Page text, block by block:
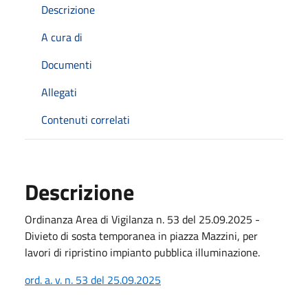
Descrizione
A cura di
Documenti
Allegati
Contenuti correlati
Descrizione
Ordinanza Area di Vigilanza n. 53 del 25.09.2025 -
Divieto di sosta temporanea in piazza Mazzini, per
lavori di ripristino impianto pubblica illuminazione.
ord. a. v. n. 53 del 25.09.2025